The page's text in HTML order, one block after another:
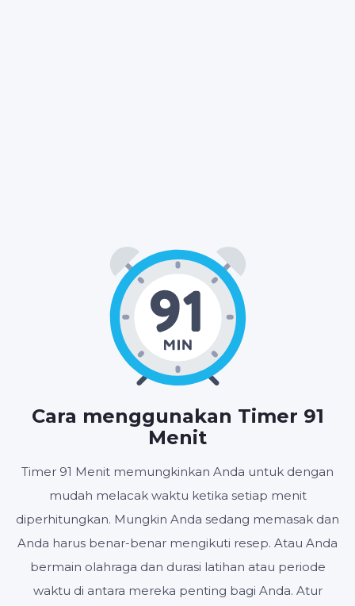
Cara menggunakan Timer 91
Menit
Timer 91 Menit memungkinkan Anda untuk dengan
mudah melacak waktu ketika setiap menit
diperhitungkan. Mungkin Anda sedang memasak dan
Anda harus benar-benar mengikuti resep. Atau Anda
bermain olahraga dan durasi latihan atau periode
waktu di antara mereka penting bagi Anda. Atur
01 : 31 : 00
Mulai Setel ulang Pengaturan